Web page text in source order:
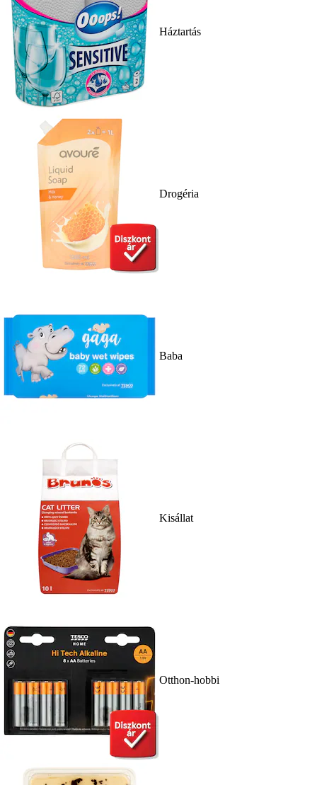
Háztartás
Drogéria
Baba
Kisállat
Otthon-hobbi